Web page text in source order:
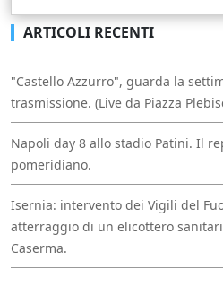
ARTICOLI RECENTI
"Castello Azzurro", guarda la
trasmissione. (Live da Piazza
Napoli day 8 allo stadio Patini. Il
pomeridiano.
Isernia: intervento dei Vigili del
atterraggio di un elicottero
Caserma.